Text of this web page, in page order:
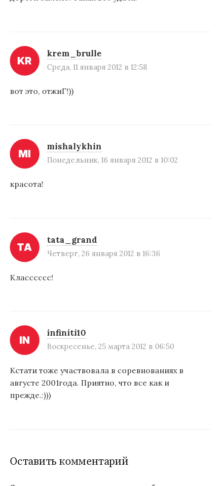
krem_brulle
Среда, 11 января 2012 в 12:58
вот это, отжиГ!))
mishalykhin
Понедельник, 16 января 2012 в 10:02
красота!
tata_grand
Четверг, 26 января 2012 в 16:36
Класссссс!
infiniti10
Воскресенье, 25 марта 2012 в 06:50
Кстати тоже участвовала в соревнованиях в
августе 2001года. Приятно, что все как и
прежде.:)))
Оставить комментарий